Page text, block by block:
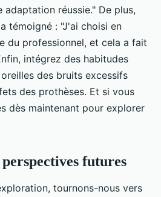
adaptation réussie." De plus,
témoigné : "J'ai choisi en
du professionnel, et cela a fait
intégrez des habitudes
des bruits excessifs
des prothèses. Et si vous
dès maintenant pour explorer
futures
tournons-nous vers